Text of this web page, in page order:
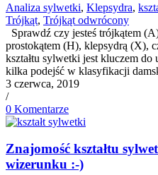
Analiza sylwetki, Klepsydra,
Trójkąt, Trójkąt odwrócony
Sprawdź czy jesteś trójkątem
prostokątem (H), klepsydrą (X),
kształtu sylwetki jest kluczem
kilka podejść w klasyfikacji
3 czerwca, 2019
/
0 Komentarze
Znajomość kształtu
wizerunku :-)